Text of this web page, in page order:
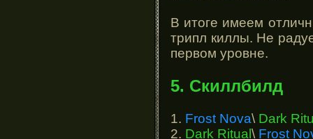
В итоге имеем
трипл киллы. Не
первом уровне.
5. Скиллбилд
1. Frost Nova\ Dark
2. Dark Ritual\ Frost